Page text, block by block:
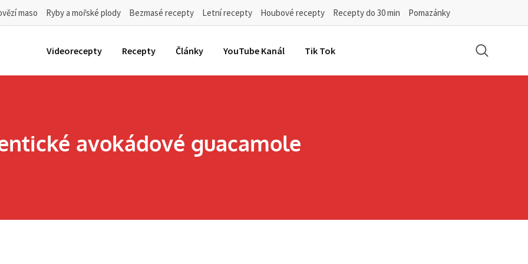
maso Ryby a mořské plody Bezmasé recepty Letní recepty Houbové recepty Recepty do 30 min Pomazánky
Videorecepty Recepty Články YouTube Kanál Tik Tok
avokádové guacamole